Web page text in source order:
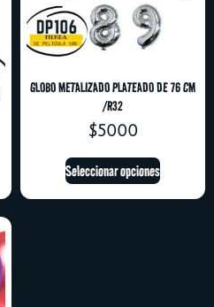
GLOBO METALIZADO PLATEADO DE 76 CM
/R32
$5000
Seleccionar opciones